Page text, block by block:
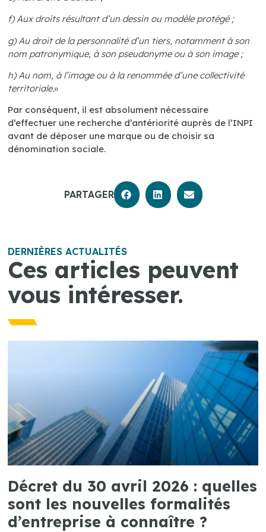
f) Aux droits résultant d’un dessin ou modèle protégé ;
g) Au droit de la personnalité d’un tiers, notamment à son
nom patronymique, à son pseudonyme ou à son image ;
h) Au nom, à l’image ou à la renommée d’une collectivité
territoriale.»
Par conséquent, il est absolument nécessaire
d’effectuer une recherche d’antériorité auprès de l’INPI
avant de déposer une marque ou de choisir sa
dénomination sociale.
PARTAGER
DERNIÈRES ACTUALITÉS
Ces articles peuvent
vous intéresser.
Décret du 30 avril 2026 : quelles
sont les nouvelles formalités
d’entreprise à connaître ?